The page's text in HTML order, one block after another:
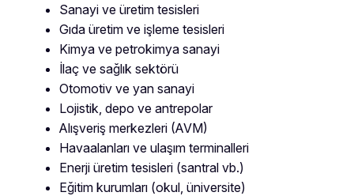
Sanayi ve üretim tesisleri
Gıda üretim ve işleme tesisleri
Kimya ve petrokimya sanayi
İlaç ve sağlık sektörü
Otomotiv ve yan sanayi
Lojistik, depo ve antrepolar
Alışveriş merkezleri (AVM)
Havaalanları ve ulaşım terminalleri
Enerji üretim tesisleri (santral vb.)
Eğitim kurumları (okul, üniversite)